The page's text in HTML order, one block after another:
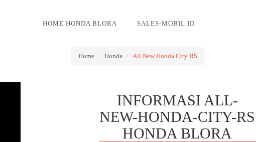
HOME HONDA BLORA SALES-MOBIL.ID
Home Honda All New Honda City RS
INFORMASI ALL-
NEW-HONDA-CITY-RS
HONDA BLORA